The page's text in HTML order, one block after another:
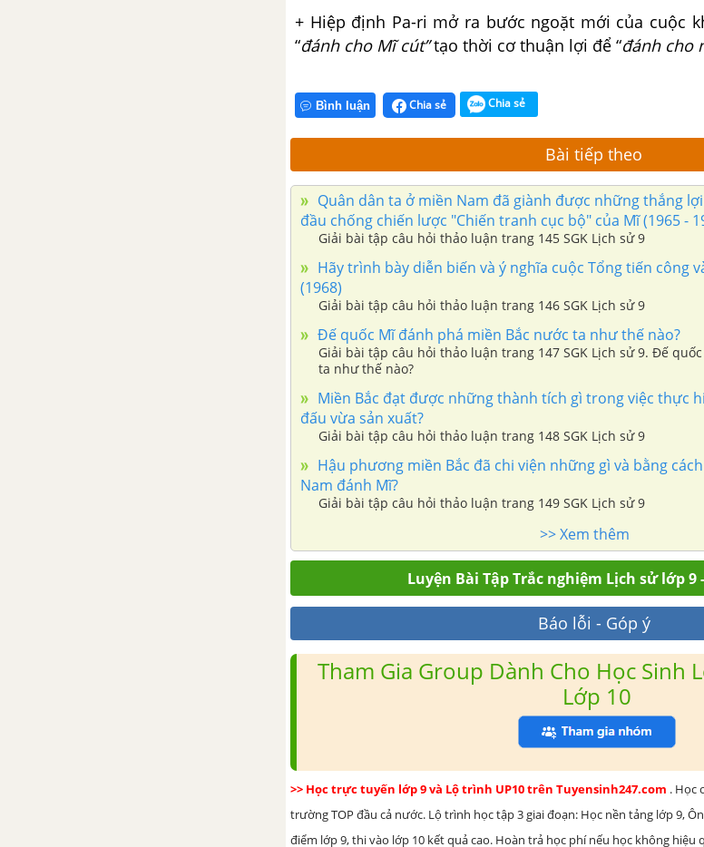
+ Hiệp định Pa-ri mở ra bước ngoặt mới của cuộc
“đánh cho Mĩ cút”tạo thời cơ thuận lợi để “đánh cho
Bình luận Chia sẻ Chia sẻ
Bài tiếp theo
Quân dân ta ở miền Nam đã giành được những thắng
đầu chống chiến lược "Chiến tranh cục bộ" của Mĩ (1965 -
Giải bài tập câu hỏi thảo luận trang 145 SGK Lịch sử 9
Hãy trình bày diễn biến và ý nghĩa cuộc Tổng tiến công
(1968)
Giải bài tập câu hỏi thảo luận trang 146 SGK Lịch sử 9
Đế quốc Mĩ đánh phá miền Bắc nước ta như thế nào?
Giải bài tập câu hỏi thảo luận trang 147 SGK Lịch sử 9. Đế
ta như thế nào?
Miền Bắc đạt được những thành tích gì trong việc thực
đấu vừa sản xuất?
Giải bài tập câu hỏi thảo luận trang 148 SGK Lịch sử 9
Hậu phương miền Bắc đã chi viện những gì và bằng
Nam đánh Mĩ?
Giải bài tập câu hỏi thảo luận trang 149 SGK Lịch sử 9
>> Xem thêm
Luyện Bài Tập Trắc nghiệm Lịch sử lớp 9
Báo lỗi - Góp ý
Tham Gia Group Dành Cho Học Sinh
Lớp 10
>> Học trực tuyến lớp 9 và Lộ trình UP10 trên Tuyensinh247.com . Học
trường TOP đầu cả nước. Lộ trình học tập 3 giai đoạn: Học nền tảng lớp 9,
điểm lớp 9, thi vào lớp 10 kết quả cao. Hoàn trả học phí nếu học không hiệu